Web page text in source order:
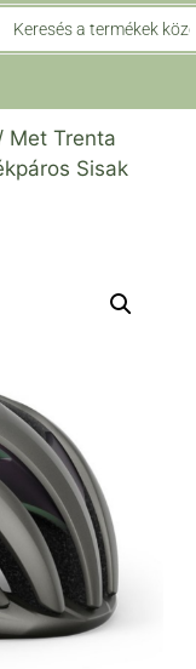
Met Trenta
Sisak